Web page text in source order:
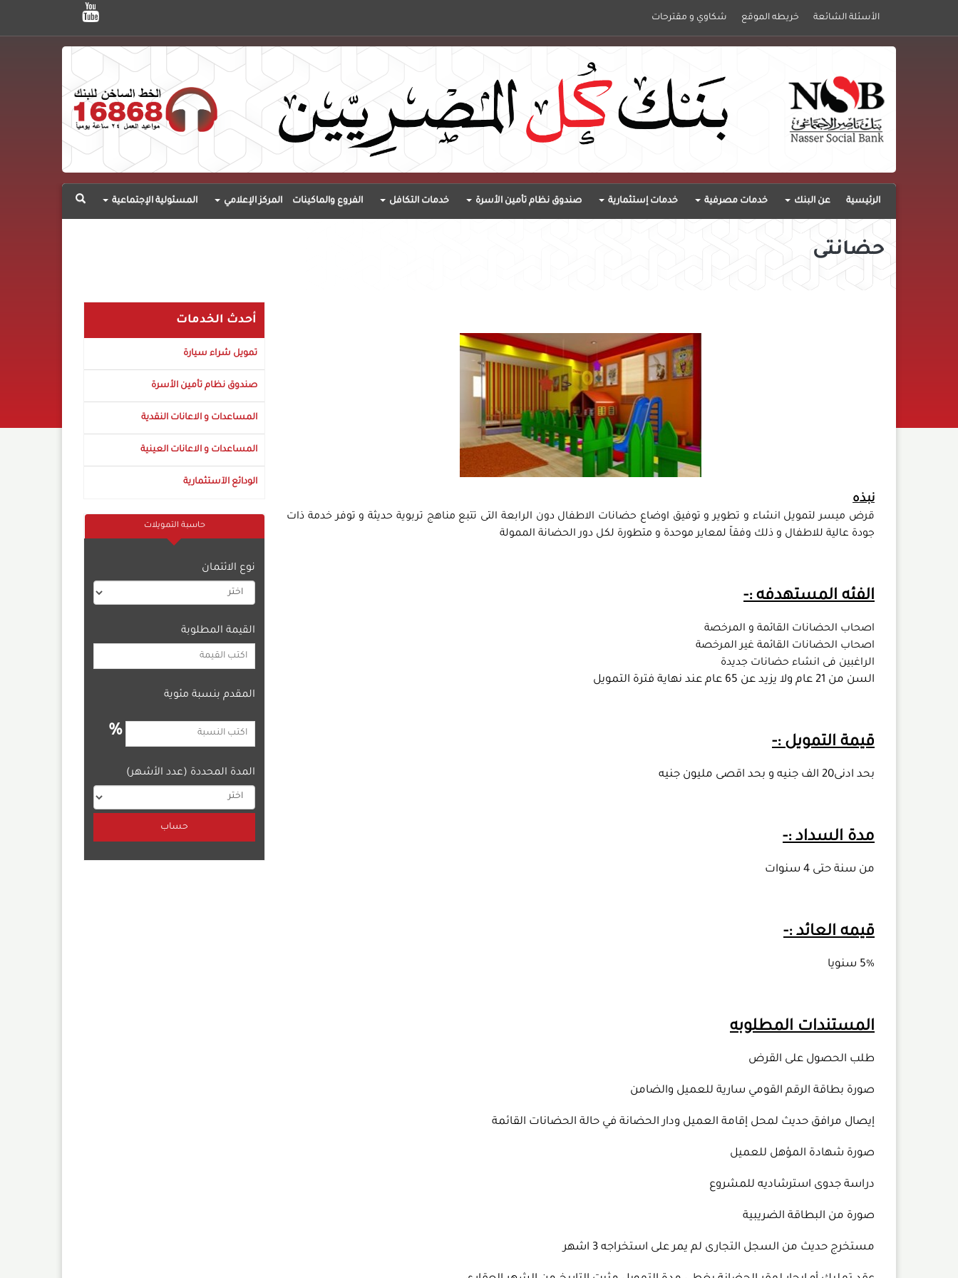
الأسئلة الشائعة خريطه الموقع شكاوي و مقترحات
الرئيسية عن البنك خدمات مصرفية خدمات إستثمارية صندوق نظام تأمين الأسرة خدمات التكافل الفروع والماكينات المركز الإعلامي المسئولية الإجتماعية
حضانتى
نبذه
قرض ميسر لتمويل انشاء و تطوير و توفيق اوضاع حضانات الاطفال دون الرابعة التى تتبع مناهج تربوية حديثة و توفر خدمة ذات
جودة عالية للاطفال و ذلك وفقاّ لمعاير موحدة و متطورة لكل دور الحضانة الممولة
الفئه المستهدفه :-
اصحاب الحضانات القائمة و المرخصة
اصحاب الحضانات القائمة غير المرخصة
الراغبين فى انشاء حضانات جديدة
السن من 21 عام ولا يزيد عن 65 عام عند نهاية فترة التمويل
قيمة التمويل :-
بحد ادنى20 الف جنيه و بحد اقصى مليون جنيه
مدة السداد :-
من سنة حتى 4 سنوات
قيمه العائد :-
5% سنويا
المستندات المطلوبه
طلب الحصول على القرض
صورة بطاقة الرقم القومي سارية للعميل والضامن
إيصال مرافق حديث لمحل إقامة العميل ودار الحضانة في حالة الحضانات القائمة
صورة شهادة المؤهل للعميل
دراسة جدوى استرشاديه للمشروع
صورة من البطاقة الضريبية
مستخرج حديث من السجل التجارى لم يمر على استخراجه 3 اشهر
أحدث الخدمات
تمويل شراء سيارة
صندوق نظام تأمين الأسرة
المساعدات و الاعانات النقدية
المساعدات و الاعانات العينية
الودائع الآستثمارية
حاسبة التمويلات
نوع الائتمان
القيمة المطلوبة
المقدم بنسبة مئوية
%
المدة المحددة (عدد الأشهر)